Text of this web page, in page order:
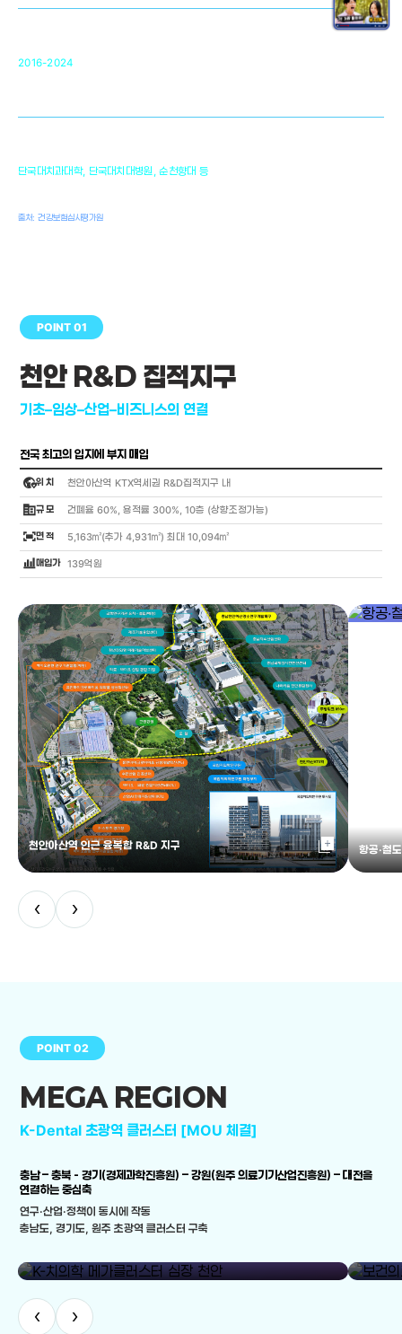
2016-2024
단국대치과대학, 단국대치대병원, 순천향대 등
출처: 건강보험심사평가원
POINT 01
천안 R&D 집적지구
기초–임상–산업–비즈니스의 연결
전국 최고의 입지에 부지 매입
globe_location_pin위 치 천안아산역 KTX역세권 R&D집적지구 내
corporate_fare규 모 건폐율 60%, 용적률 300%, 10층 (상향조정가능)
fit_screen면 적 5,163㎡(추가 4,931㎡) 최대 10,094㎡
bar_chart_4_bars매입가 139억원
천안아산역 인근 융복합 R&D 지구 library_add 항공·철
‹ ›
POINT 02
MEGA REGION
K-Dental 초광역 클러스터 [MOU 체결]
충남 – 충북 - 경기(경제과학진흥원) – 강원(원주 의료기기산업진흥원) – 대전을
연결하는 중심축
연구·산업·정책이 동시에 작동
충남도, 경기도, 원주 초광역 클러스터 구축
‹ ›